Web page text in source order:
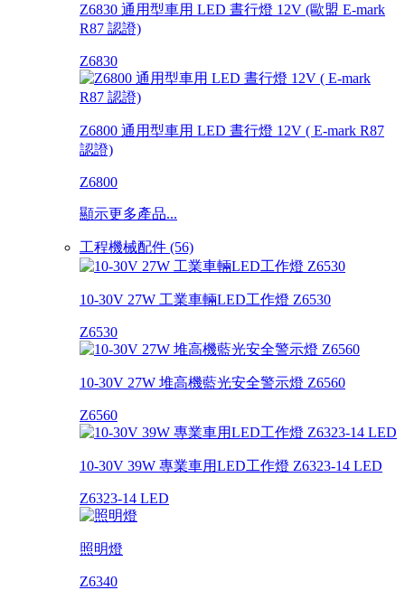
Z6830 通用型車用 LED 晝行燈 12V (歐盟 E-mark
R87 認證)
Z6830
Z6800 通用型車用 LED 晝行燈 12V ( E-mark R87
認證)
Z6800
顯示更多產品...
工程機械配件 (56)
10-30V 27W 工業車輛LED工作燈 Z6530
Z6530
10-30V 27W 堆高機藍光安全警示燈 Z6560
Z6560
10-30V 39W 專業車用LED工作燈 Z6323-14 LED
Z6323-14 LED
照明燈
Z6340